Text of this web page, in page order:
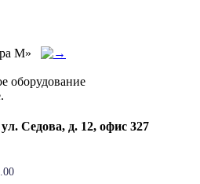
М»
оборудование
Седова, д. 12, офис 327